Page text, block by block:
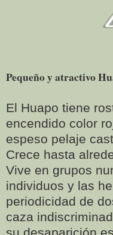
Pequeño y atractivo
El Huapo tiene
encendido color
espeso pelaje
Crece hasta
Vive en grupos
individuos y las
periodicidad de
caza
su desaparición